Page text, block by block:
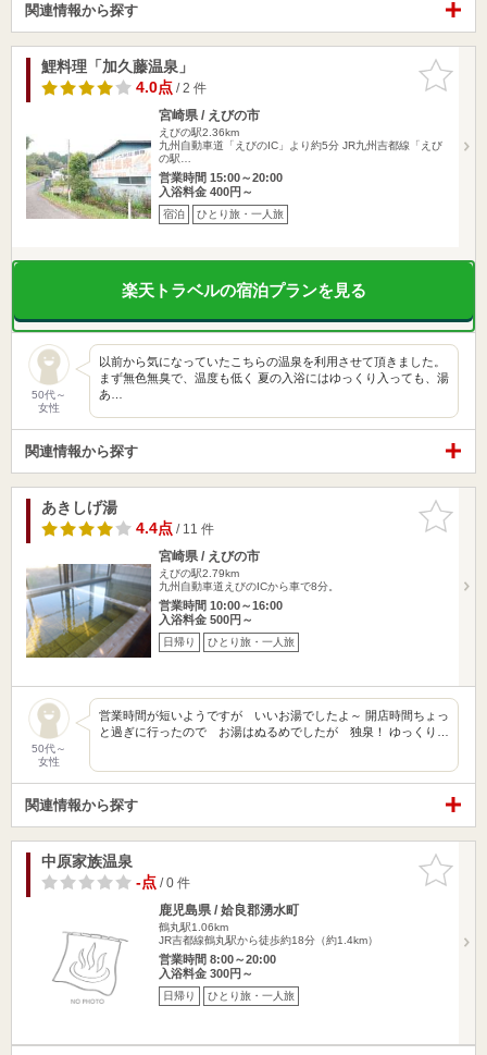
関連情報から探す
お気に入
りに追加
鯉料理「加久藤温泉」
4.0点/ 2 件
宮崎県 / えびの市
えびの駅2.36km
九州自動車道「えびのIC」より約5分 JR九州吉都線「えび
の駅…
営業時間 15:00～20:00
入浴料金 400円～
宿泊 ひとり旅・一人旅
楽天トラベルの宿泊プランを見る
50代～
女性
以前から気になっていたこちらの温泉を利用させて頂きました。
まず無色無臭で、温度も低く 夏の入浴にはゆっくり入っても、湯
あ…
関連情報から探す
お気に入
りに追加
あきしげ湯
4.4点/ 11 件
宮崎県 / えびの市
えびの駅2.79km
九州自動車道えびのICから車で8分。
営業時間 10:00～16:00
入浴料金 500円～
日帰り ひとり旅・一人旅
50代～
女性
営業時間が短いようですが いいお湯でしたよ～ 開店時間ちょっ
と過ぎに行ったので お湯はぬるめでしたが 独泉！ ゆっくり…
関連情報から探す
お気に入
りに追加
中原家族温泉
-点/ 0 件
鹿児島県 / 姶良郡湧水町
鶴丸駅1.06km
JR吉都線鶴丸駅から徒歩約18分（約1.4km）
営業時間 8:00～20:00
入浴料金 300円～
日帰り ひとり旅・一人旅